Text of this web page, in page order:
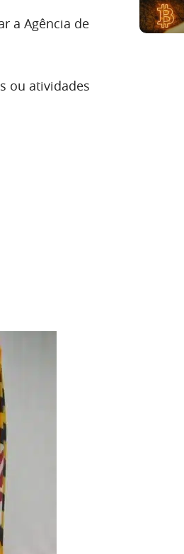
a Agência de
ou atividades